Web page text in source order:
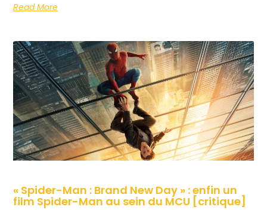
Read More
« Spider-Man : Brand New Day » : enfin un
film Spider-Man au sein du MCU [critique]